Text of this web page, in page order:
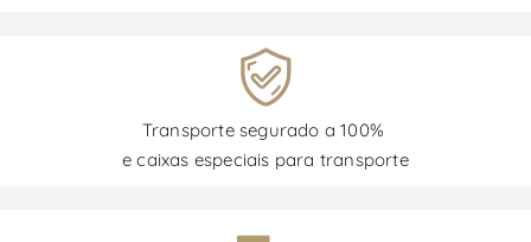
Transporte segurado a 100%
e caixas especiais para transporte